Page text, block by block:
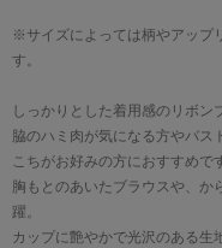
※サイズによっては柄やアップ
す。
しっかりとした着用感のリボン
脇のハミ肉が気になる方やバ
こちがお好みの方におすすめで
胸もとのあいたブラウスや、
躍。
カップに艶やかで光沢のある生